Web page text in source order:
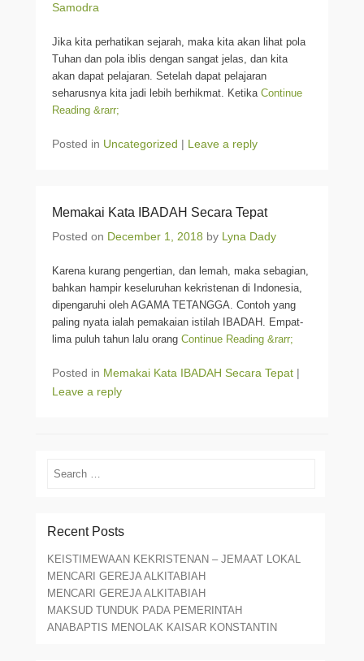
Samodra
Jika kita perhatikan sejarah, maka kita akan lihat pola
Tuhan dan pola iblis dengan sangat jelas, dan kita
akan dapat pelajaran. Setelah dapat pelajaran
seharusnya kita jadi lebih berhikmat. Ketika Continue
Reading &rarr;
Posted in Uncategorized | Leave a reply
Memakai Kata IBADAH Secara Tepat
Posted on December 1, 2018 by Lyna Dady
Karena kurang pengertian, dan lemah, maka sebagian,
bahkan hampir keseluruhan kekristenan di Indonesia,
dipengaruhi oleh AGAMA TETANGGA. Contoh yang
paling nyata ialah pemakaian istilah IBADAH. Empat-
lima puluh tahun lalu orang Continue Reading &rarr;
Posted in Memakai Kata IBADAH Secara Tepat |
Leave a reply
Search
Recent Posts
KEISTIMEWAAN KEKRISTENAN – JEMAAT LOKAL
MENCARI GEREJA ALKITABIAH
MENCARI GEREJA ALKITABIAH
MAKSUD TUNDUK PADA PEMERINTAH
ANABAPTIS MENOLAK KAISAR KONSTANTIN